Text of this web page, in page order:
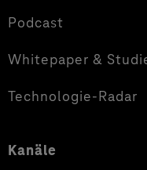
Podcast
Whitepaper &
Technologie-Radar
Kanäle